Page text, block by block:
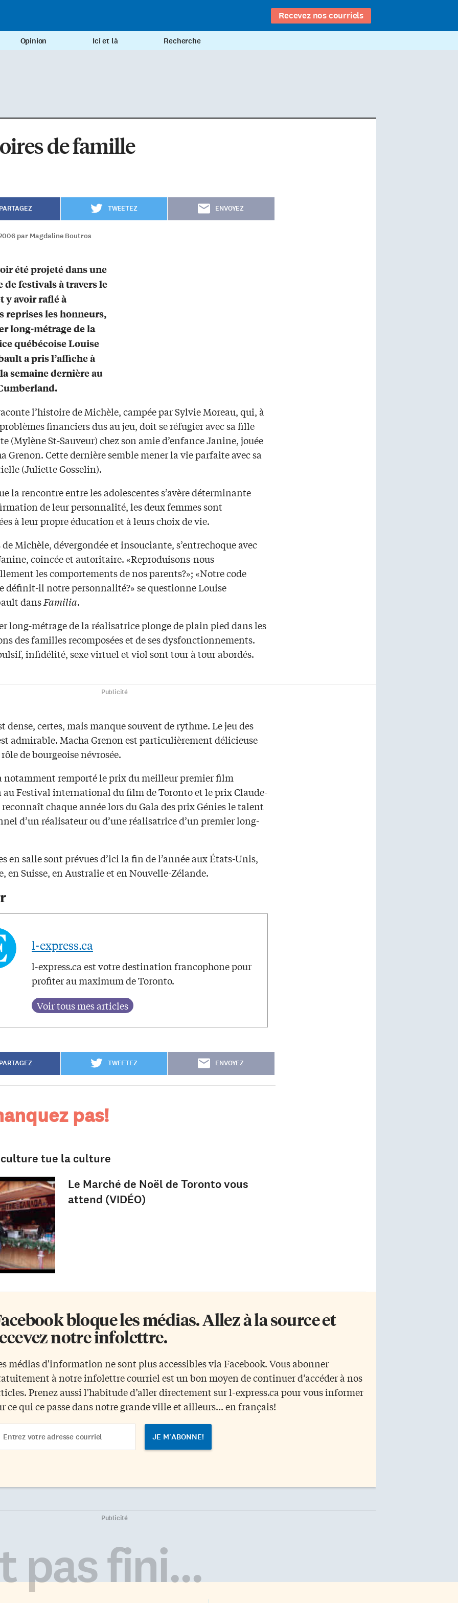
Recevez nos courriels
Opinion Ici et là Recherche
de famille
TWEETEZ ENVOYEZ
par Magdaline Boutros
été projeté dans une
de festivals à travers le
y avoir raflé à
reprises les honneurs,
long-métrage de la
québécoise Louise
a pris l’affiche à
semaine dernière au
l’histoire de Michèle, campée par Sylvie Moreau, qui, à
financiers dus au jeu, doit se réfugier avec sa fille
(Mylène St-Sauveur) chez son amie d’enfance Janine, jouée
Grenon. Cette dernière semble mener la vie parfaite avec sa
(Juliette Gosselin).
la rencontre entre les adolescentes s’avère déterminante
de leur personnalité, les deux femmes sont
à leur propre éducation et à leurs choix de vie.
de Michèle, dévergondée et insouciante, s’entrechoque avec
coincée et autoritaire. «Reproduisons-nous
les comportements de nos parents?»; «Notre code
définit-il notre personnalité?» se questionne Louise
dansFamilia.
long-métrage de la réalisatrice plonge de plain pied dans les
des familles recomposées et de ses dysfonctionnements.
infidélité, sexe virtuel et viol sont tour à tour abordés.
Publicité
dense, certes, mais manque souvent de rythme. Le jeu des
admirable. Macha Grenon est particulièrement délicieuse
de bourgeoise névrosée.
notamment remporté le prix du meilleur premier film
au Festival international du film de Toronto et le prix Claude-
chaque année lors du Gala des prix Génies le talent
d’un réalisateur ou d’une réalisatrice d’un premier long-
en salle sont prévues d’ici la fin de l’année aux États-Unis,
en Suisse, en Australie et en Nouvelle-Zélande.
l-express.ca
l-express.ca est votre destination francophone pour
profiter au maximum de Toronto.
TWEETEZ ENVOYEZ
pas!
tue la culture
Le Marché de Noël de Toronto vous
attend (VIDÉO)
bloque les médias. Allez à la source et
notre infolettre.
médias d'information ne sont plus accessibles via Facebook. Vous abonner
à notre infolettre courriel est un bon moyen de continuer d’accéder à nos
Prenez aussi l'habitude d’aller directement sur l-express.ca pour vous informer
ce qui ce passe dans notre grande ville et ailleurs... en français!
Publicité
pas fini...